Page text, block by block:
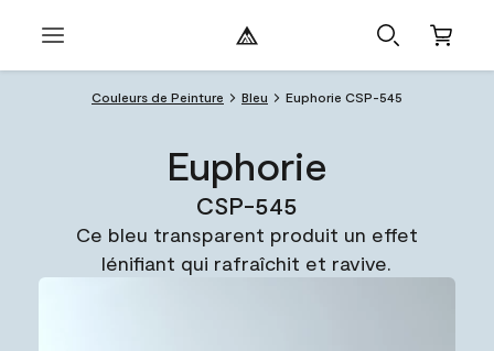
Couleurs de Peinture Bleu Euphorie CSP-545
Euphorie
CSP-545
Ce bleu transparent produit un effet
lénifiant qui rafraîchit et ravive.